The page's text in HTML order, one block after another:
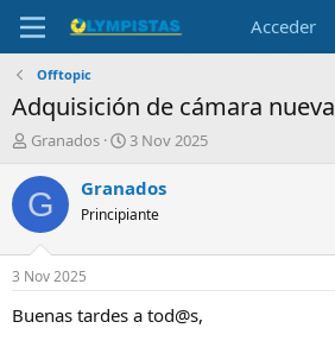
Acceder
Offtopic
Adquisición de cámara nueva
I
i
c
a
d
o
r
Granados
F
c
a
i
n
3 Nov 2025
G Granados
Principiante
3 Nov 2025
Buenas tardes a tod@s,